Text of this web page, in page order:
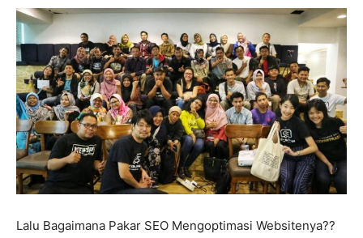
Lalu Bagaimana Pakar SEO Mengoptimasi Websitenya??